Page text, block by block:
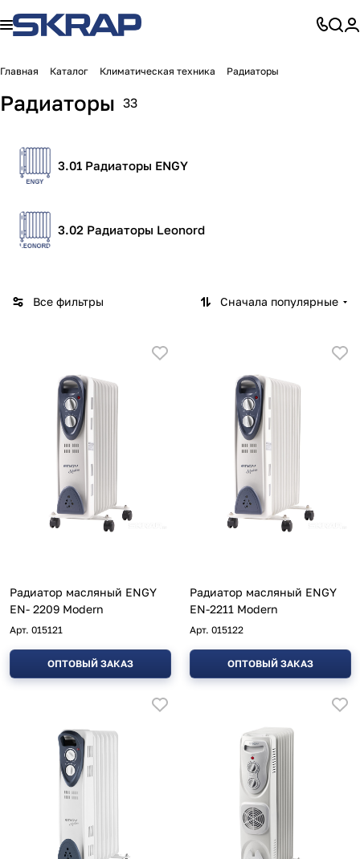
Главная Каталог Климатическая техника Радиаторы
Радиаторы 33
3.01 Радиаторы ENGY
3.02 Радиаторы Leonord
Все фильтры Сначала популярные
Радиатор масляный ENGY
EN- 2209 Modern
Арт. 015121
ОПТОВЫЙ ЗАКАЗ
Радиатор масляный ENGY
EN-2211 Modern
Арт. 015122
ОПТОВЫЙ ЗАКАЗ